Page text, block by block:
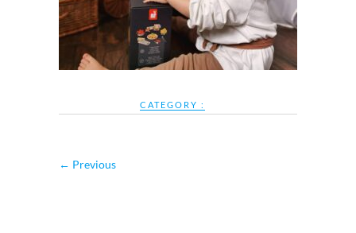
CATEGORY :
← Previous